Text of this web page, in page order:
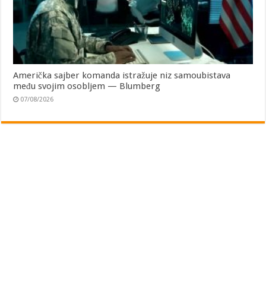
Američka sajber komanda istražuje niz samoubistava
među svojim osobljem — Blumberg
07/08/2026